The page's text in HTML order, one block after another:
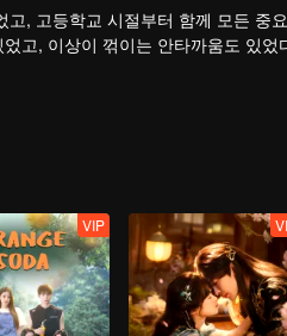
, 고등학교 시절부터 함께 모든 중
고, 이상이 꺾이는 안타까움도 있
다르지만 충분히 좋은 사람으로 성
VIP